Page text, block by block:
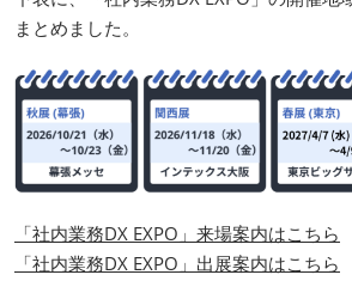
まとめました。
「社内業務DX EXPO」来場案内はこちら
「社内業務DX EXPO」出展案内はこちら